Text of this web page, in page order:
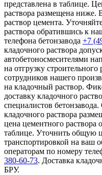
представлена в таблице.
раствора размещена ниже.
раствор цемента.
раствора обратившись к
телефона бетонзавода +7
кладочного раствора
автобетоносмесителями
на отгрузку
сотрудников нашего
на кладочный раствор.
доставку кладочного
специалистов
кладочного раствора
цена цементного раствора
таблице. Уточнить общую
транспортировкой на ваш
операторам по номеру
380-60-73. Доставка
БРУ.